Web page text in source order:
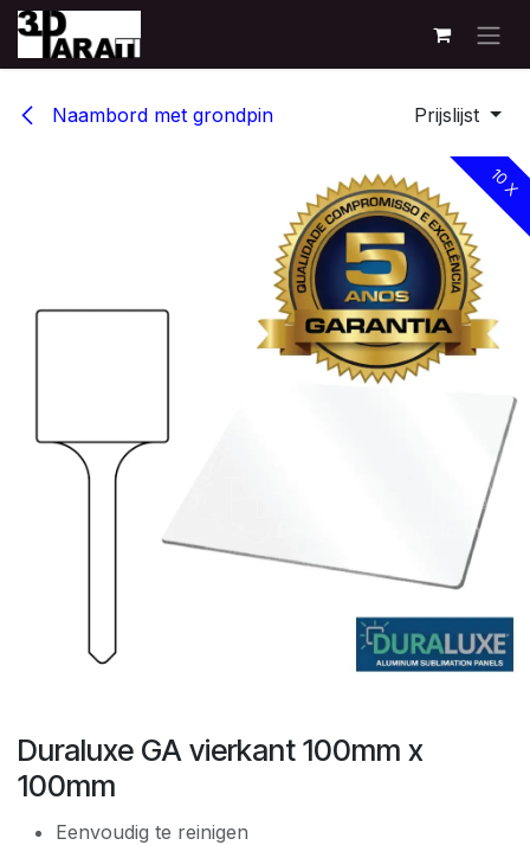
Overslaan naar inhoud
Naambord met grondpin Prijslijst
10 X
Duraluxe GA vierkant 100mm x
100mm
Eenvoudig te reinigen